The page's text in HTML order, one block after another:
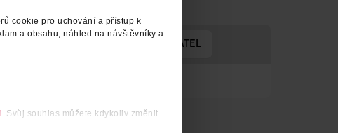
cookie pro uchování a přístup k
a obsahu, náhled na návštěvníky a
. Svůj souhlas můžete kdykoliv změnit
VÝROBCE/DODAVATEL